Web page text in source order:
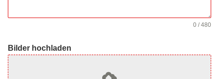
0 / 480
Bilder hochladen